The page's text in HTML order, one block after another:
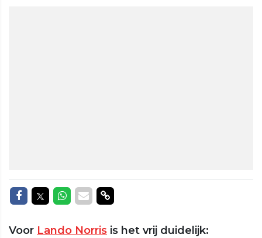
Delen op Facebook
Delen op Twitter
Delen op Whatsapp
Delen via Mail
Delen via link
Voor Lando Norris is het vrij duidelijk: